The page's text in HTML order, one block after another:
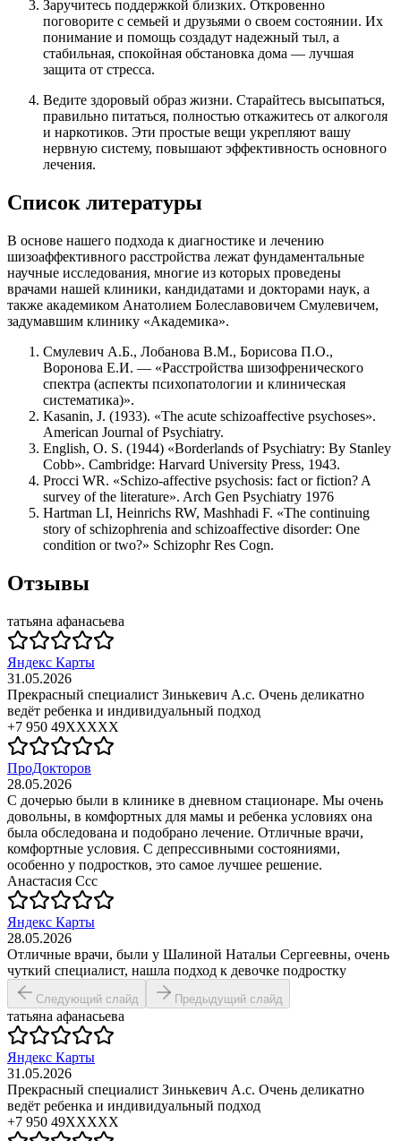
Заручитесь поддержкой близких. Откровенно
поговорите с семьей и друзьями о своем состоянии. Их
понимание и помощь создадут надежный тыл, а
стабильная, спокойная обстановка дома — лучшая
защита от стресса.
Ведите здоровый образ жизни. Старайтесь высыпаться,
правильно питаться, полностью откажитесь от алкоголя
и наркотиков. Эти простые вещи укрепляют вашу
нервную систему, повышают эффективность основного
лечения.
Список литературы
В основе нашего подхода к диагностике и лечению
шизоаффективного расстройства лежат фундаментальные
научные исследования, многие из которых проведены
врачами нашей клиники, кандидатами и докторами наук, а
также академиком Анатолием Болеславовичем Смулевичем,
задумавшим клинику «Академика».
Смулевич А.Б., Лобанова В.М., Борисова П.О.,
Воронова Е.И. — «Расстройства шизофренического
спектра (аспекты психопатологии и клиническая
систематика)».
Kasanin, J. (1933). «The acute schizoaffective psychoses».
American Journal of Psychiatry.
English, O. S. (1944) «Borderlands of Psychiatry: By Stanley
Cobb». Cambridge: Harvard University Press, 1943.
Procci WR. «Schizo-affective psychosis: fact or fiction? A
survey of the literature». Arch Gen Psychiatry 1976
Hartman LI, Heinrichs RW, Mashhadi F. «The continuing
story of schizophrenia and schizoaffective disorder: One
condition or two?» Schizophr Res Cogn.
Отзывы
татьяна афанасьева
Яндекс Карты
31.05.2026
Прекрасный специалист Зинькевич А.с. Очень деликатно
ведёт ребенка и индивидуальный подход
+7 950 49XXXXX
ПроДокторов
28.05.2026
С дочерью были в клинике в дневном стационаре. Мы очень
довольны, в комфортных для мамы и ребенка условиях она
была обследована и подобрано лечение. Отличные врачи,
комфортные условия. С депрессивными состояниями,
особенно у подростков, это самое лучшее решение.
Анастасия Ссс
Яндекс Карты
28.05.2026
Отличные врачи, были у Шалиной Натальи Сергеевны, очень
чуткий специалист, нашла подход к девочке подростку
Следующий слайд Предыдущий слайд
татьяна афанасьева
Яндекс Карты
31.05.2026
Прекрасный специалист Зинькевич А.с. Очень деликатно
ведёт ребенка и индивидуальный подход
+7 950 49XXXXX